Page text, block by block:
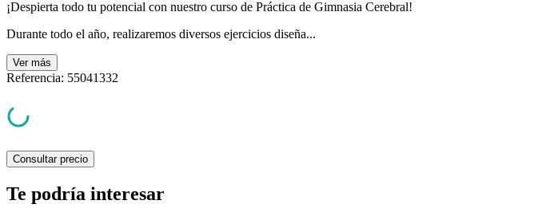
¡Despierta todo tu potencial con nuestro curso de Práctica de Gimnasia Cerebral!
Durante todo el año, realizaremos diversos ejercicios diseña...
Ver más
Referencia: 55041332
Consultar precio
Te podría interesar